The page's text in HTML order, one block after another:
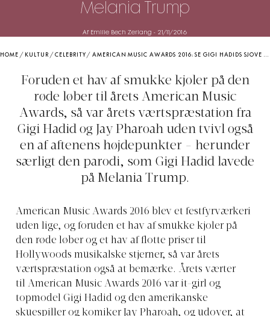
Melania Trump
Af Emilie Bech Zerlang - 21/11/2016
HOME / KULTUR /CELEBRITY /AMERICAN MUSIC AWARDS 2016: SE GIGI HADIDS SJOVE PARODI AF MELANIA TRUMP
Foruden et hav af smukke kjoler på den
røde løber til årets American Music
Awards, så var årets værtspræstation fra
Gigi Hadid og Jay Pharoah uden tvivl også
en af aftenens højdepunkter - herunder
særligt den parodi, som Gigi Hadid lavede
på Melania Trump.
American Music Awards 2016 blev et festfyrværkeri
uden lige, og foruden et hav af smukke kjoler på
den røde løber og et hav af flotte priser til
Hollywoods musikalske stjerner, så var årets
værtspræstation også at bemærke. Årets værter
til American Music Awards 2016 var it-girl og
topmodel Gigi Hadid og den amerikanske
skuespiller og komiker Jay Pharoah, og udover, at